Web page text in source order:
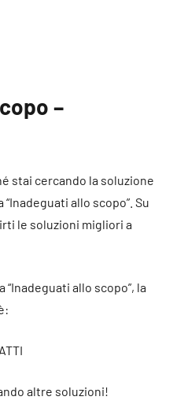
–
stai cercando la soluzione
allo scopo”. Su
le soluzioni migliori a
allo scopo”, la
altre soluzioni!